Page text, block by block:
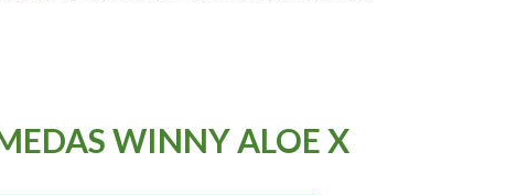
WINNY ALOE X